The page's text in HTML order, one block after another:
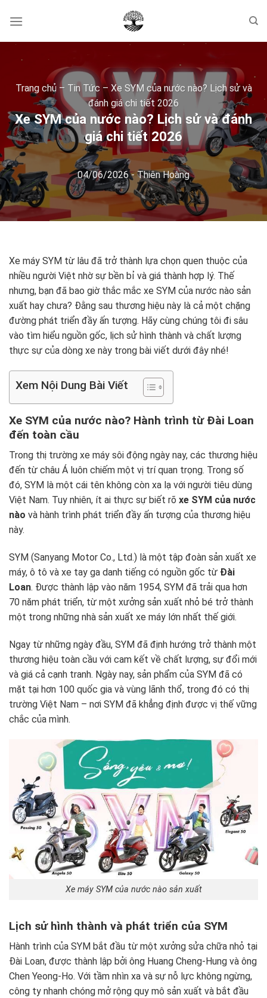
Trang chủ– Tin Tức – Xe SYM của nước nào? Lịch sử và
đánh giá chi tiết 2026
Xe SYM của nước nào? Lịch sử và đánh
giá chi tiết 2026
04/06/2026-Thiên Hoàng
Xe máy SYM từ lâu đã trở thành lựa chọn quen thuộc của
nhiều người Việt nhờ sự bền bỉ và giá thành hợp lý. Thế
nhưng, bạn đã bao giờ thắc mắc xe SYM của nước nào sản
xuất hay chưa? Đằng sau thương hiệu này là cả một chặng
đường phát triển đầy ấn tượng. Hãy cùng chúng tôi đi sâu
vào tìm hiểu nguồn gốc, lịch sử hình thành và chất lượng
thực sự của dòng xe này trong bài viết dưới đây nhé!
Xem Nội Dung Bài Viết
Xe SYM của nước nào? Hành trình từ Đài Loan
đến toàn cầu
Trong thị trường xe máy sôi động ngày nay, các thương hiệu
đến từ châu Á luôn chiếm một vị trí quan trọng. Trong số
đó, SYM là một cái tên không còn xa lạ với người tiêu dùng
Việt Nam. Tuy nhiên, ít ai thực sự biết rõ xe SYM của nước
nào và hành trình phát triển đầy ấn tượng của thương hiệu
này.
SYM (Sanyang Motor Co., Ltd.) là một tập đoàn sản xuất xe
máy, ô tô và xe tay ga danh tiếng có nguồn gốc từ Đài
Loan. Được thành lập vào năm 1954, SYM đã trải qua hơn
70 năm phát triển, từ một xưởng sản xuất nhỏ bé trở thành
một trong những nhà sản xuất xe máy lớn nhất thế giới.
Ngay từ những ngày đầu, SYM đã định hướng trở thành một
thương hiệu toàn cầu với cam kết về chất lượng, sự đổi mới
và giá cả cạnh tranh. Ngày nay, sản phẩm của SYM đã có
mặt tại hơn 100 quốc gia và vùng lãnh thổ, trong đó có thị
trường Việt Nam – nơi SYM đã khẳng định được vị thế vững
chắc của mình.
Xe máy SYM của nước nào sản xuất
Lịch sử hình thành và phát triển của SYM
Hành trình của SYM bắt đầu từ một xưởng sửa chữa nhỏ tại
Đài Loan, được thành lập bởi ông Huang Cheng-Hung và ông
Chen Yeong-Ho. Với tầm nhìn xa và sự nỗ lực không ngừng,
công ty nhanh chóng mở rộng quy mô sản xuất và bắt đầu